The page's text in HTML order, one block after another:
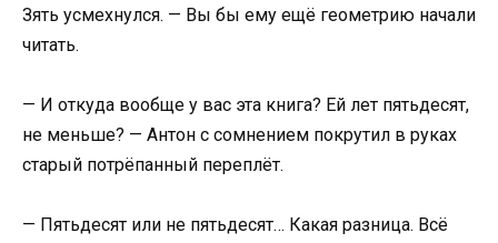
Зять усмехнулся. — Вы бы ему ещё геометрию начали
читать.
— И откуда вообще у вас эта книга? Ей лет пятьдесят,
не меньше? — Антон с сомнением покрутил в руках
старый потрёпанный переплёт.
— Пятьдесят или не пятьдесят… Какая разница. Всё